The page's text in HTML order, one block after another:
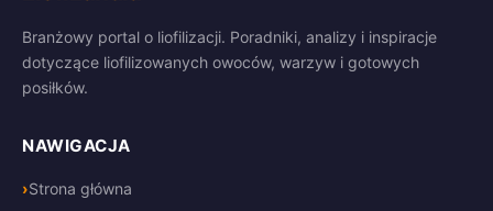
Branżowy portal o liofilizacji. Poradniki, analizy i inspiracje
dotyczące liofilizowanych owoców, warzyw i gotowych
posiłków.
NAWIGACJA
Strona główna